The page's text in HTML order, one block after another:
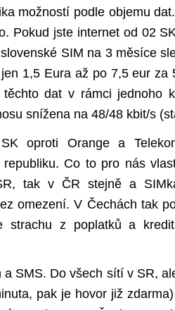
možností podle objemu
Pokud jste internet od 02
SIM na 3 měsíce
1,5 Eura až po 7,5 eur
těchto dat v rámci jednoho
snížena na 48/48 kbit/s
oproti Orange a
Co to pro nás
tak v ČR stejně a
omezení. V Čechách tak
strachu z poplatků a
a SMS. Do všech sítí v SR,
pak je hovor již